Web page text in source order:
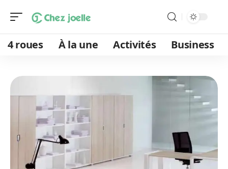
4 roues À la une Activités Business